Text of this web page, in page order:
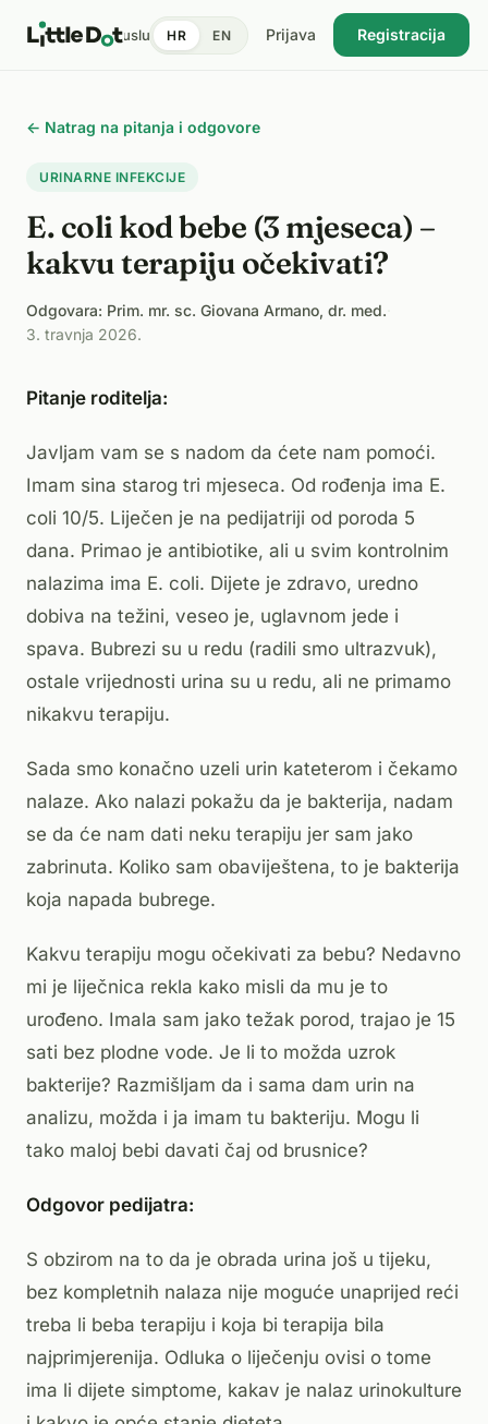
Doktori Pronađi uslugu USKORO CijeneDnevnik zdravljaBlog
HR EN Prijava Registracija
← Natrag na pitanja i odgovore
URINARNE INFEKCIJE
E. coli kod bebe (3 mjeseca) –
kakvu terapiju očekivati?
Odgovara: Prim. mr. sc. Giovana Armano, dr. med.
3. travnja 2026.
Pitanje roditelja:
Javljam vam se s nadom da ćete nam pomoći.
Imam sina starog tri mjeseca. Od rođenja ima E.
coli 10/5. Liječen je na pedijatriji od poroda 5
dana. Primao je antibiotike, ali u svim kontrolnim
nalazima ima E. coli. Dijete je zdravo, uredno
dobiva na težini, veseo je, uglavnom jede i
spava. Bubrezi su u redu (radili smo ultrazvuk),
ostale vrijednosti urina su u redu, ali ne primamo
nikakvu terapiju.
Sada smo konačno uzeli urin kateterom i čekamo
nalaze. Ako nalazi pokažu da je bakterija, nadam
se da će nam dati neku terapiju jer sam jako
zabrinuta. Koliko sam obaviještena, to je bakterija
koja napada bubrege.
Kakvu terapiju mogu očekivati za bebu? Nedavno
mi je liječnica rekla kako misli da mu je to
urođeno. Imala sam jako težak porod, trajao je 15
sati bez plodne vode. Je li to možda uzrok
bakterije? Razmišljam da i sama dam urin na
analizu, možda i ja imam tu bakteriju. Mogu li
tako maloj bebi davati čaj od brusnice?
Odgovor pedijatra:
S obzirom na to da je obrada urina još u tijeku,
bez kompletnih nalaza nije moguće unaprijed reći
treba li beba terapiju i koja bi terapija bila
najprimjerenija. Odluka o liječenju ovisi o tome
ima li dijete simptome, kakav je nalaz urinokulture